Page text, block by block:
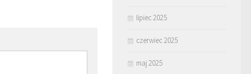
lipiec 2025
czerwiec 2025
maj 2025